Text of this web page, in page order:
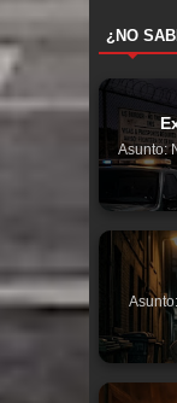
¿NO
Asunto: